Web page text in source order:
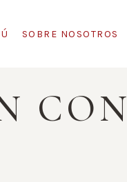
SOBRE NOSOTROS
CON